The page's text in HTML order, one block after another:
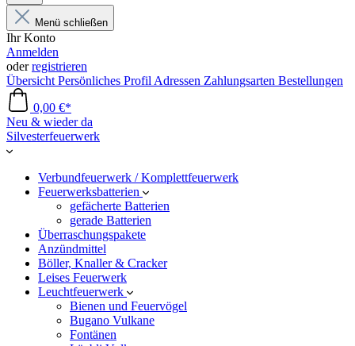
Menü schließen
Ihr Konto
Anmelden
oderregistrieren
Übersicht Persönliches Profil Adressen Zahlungsarten Bestellungen
0,00 €*
Neu & wieder da
Silvesterfeuerwerk
Verbundfeuerwerk / Komplettfeuerwerk
Feuerwerksbatterien
gefächerte Batterien
gerade Batterien
Überraschungspakete
Anzündmittel
Böller, Knaller & Cracker
Leises Feuerwerk
Leuchtfeuerwerk
Bienen und Feuervögel
Bugano Vulkane
Fontänen